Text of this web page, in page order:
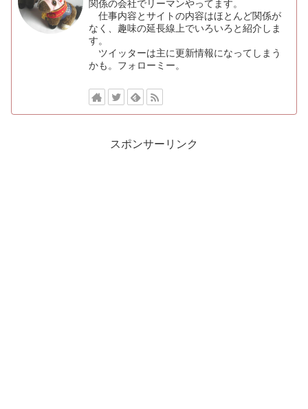
関係の会社でリーマンやってます。
仕事内容とサイトの内容はほとんど関係が
なく、趣味の延長線上でいろいろと紹介しま
す。
ツイッターは主に更新情報になってしまう
かも。フォローミー。
スポンサーリンク